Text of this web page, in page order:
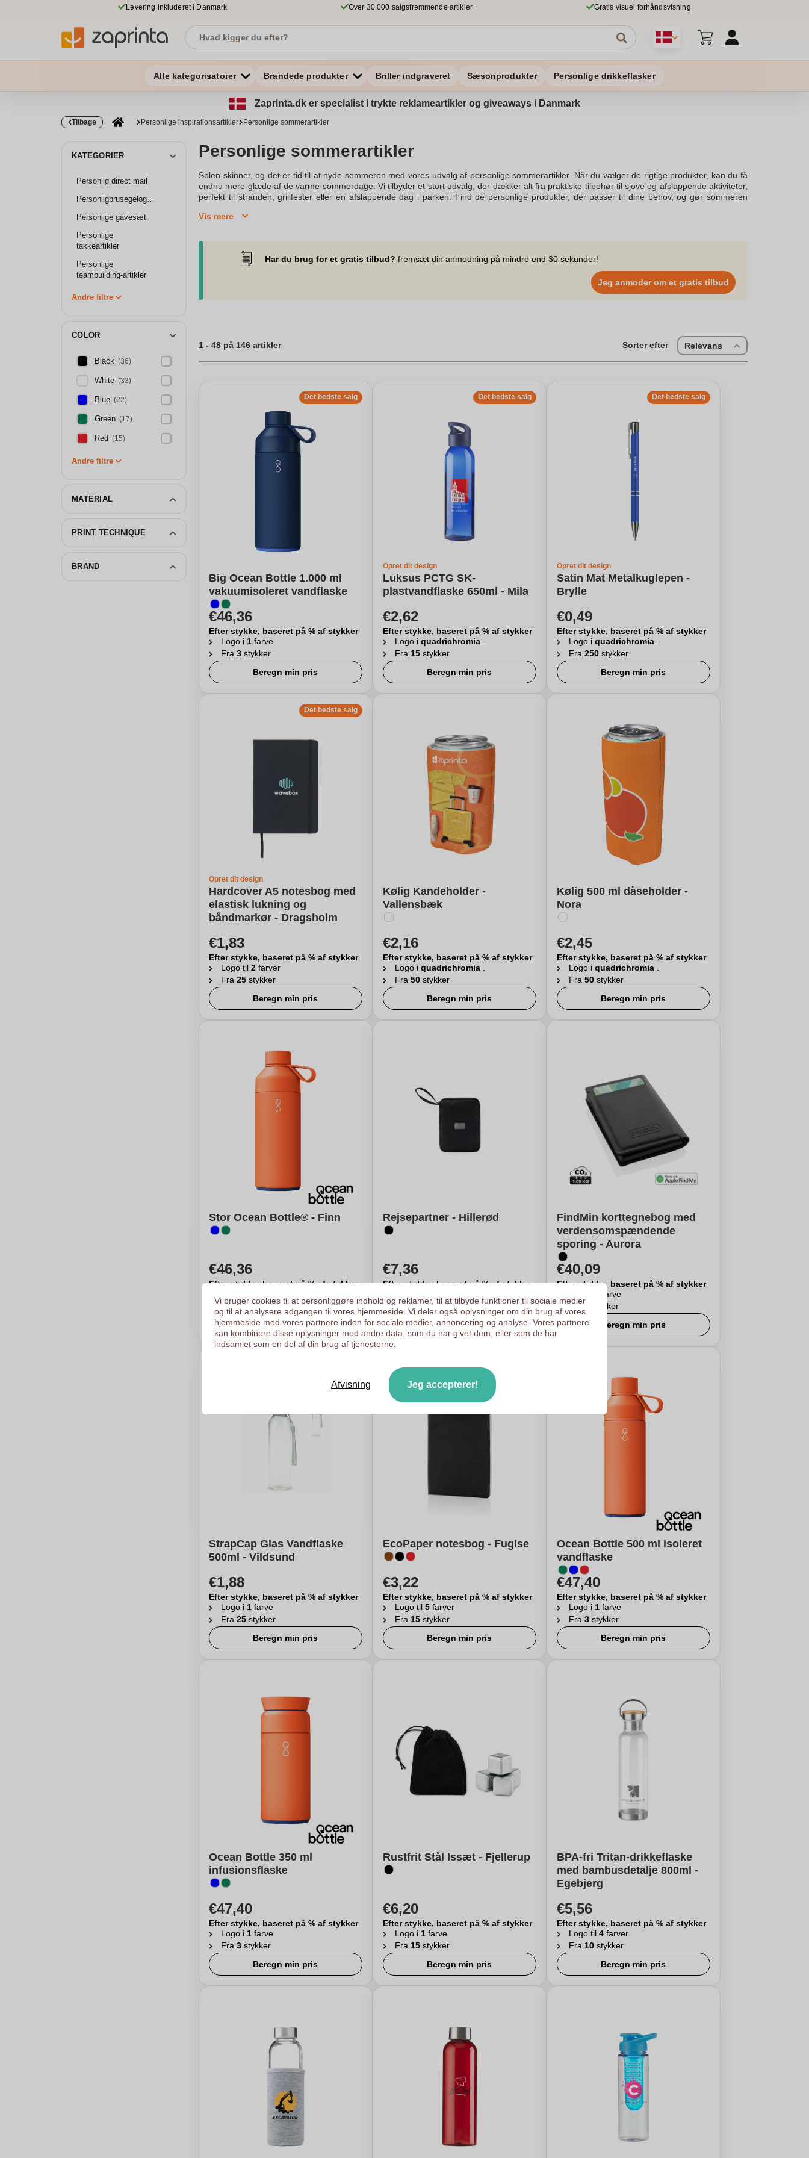
Levering inkluderet i Danmark Over 30.000 salgsfremmende artikler Gratis visuel forhåndsvisning
Alle kategorisatorer Brandede produkter Briller indgraveret Sæsonprodukter Personlige drikkeflasker
Zaprinta.dk er specialist i trykte reklameartikler og giveaways i Danmark
Tilbage Personlige inspirationsartikler Personlige sommerartikler
KATEGORIER
Personlig direct mail
Personligbrusegelogsæbe
Personlige gavesæt
Personlige
takkeartikler
Personlige
teambuilding-artikler
Andre filtre
COLOR
Black (36)
White (33)
Blue (22)
Green (17)
Red (15)
Andre filtre
MATERIAL
PRINT TECHNIQUE
BRAND
Personlige sommerartikler
Solen skinner, og det er tid til at nyde sommeren med vores udvalg af personlige sommerartikler. Når du vælger de rigtige produkter, kan du få
endnu mere glæde af de varme sommerdage. Vi tilbyder et stort udvalg, der dækker alt fra praktiske tilbehør til sjove og afslappende aktiviteter,
perfekt til stranden, grillfester eller en afslappende dag i parken. Find de personlige produkter, der passer til dine behov, og gør sommeren
og skabe uforglemmelige sommerminder. Tag på en roadtrip med de smarte løsninger, der gør det hele lidt lettere. Uanset om du drømmer om
muligheder, som vores personlige sommerartikler tilbyder. Oplev det unikke design, der sikrer, at dine sommerminder bliver endnu mere
specielle. Sommerens populære valg er samlet her, så du kan fokusere på at nyde solen og slappe af. Læs vores artikel for at få inspiration til
din næste sommerferie. Uanset om du leder efter noget til kontoret, udendørs eventyr eller praktisk tilbehør til stranden, har vi det hele. Gør klar
til sommeren med vores udvalg af flotte og personlige produkter, som helt sikkert vil gøre din sommer til noget særligt. Hvilken type er du? Tag
testen og find ud af, hvordan du bedst kan nyde sommeren. Vores venner siger om coolstuff, at de er garant for smarte og fede produkter, der
skaber balance og giver energi til dit liv. Så du kan få det bedste ud af sommeren og nyde alle øjeblikkene."}
Vis mere
Har du brug for et gratis tilbud? fremsæt din anmodning på mindre end 30 sekunder!
Jeg anmoder om et gratis tilbud
1 - 48 på 146 artikler Sorter efter Relevans
Det bedste salg
Big Ocean Bottle 1.000 ml
vakuumisoleret vandflaske
€46,36
Efter stykke, baseret på % af stykker
Logo i 1 farve
Fra 3 stykker
Beregn min pris
Det bedste salg
Opret dit design
Luksus PCTG SK-
plastvandflaske 650ml - Mila
€2,62
Efter stykke, baseret på % af stykker
Logo i quadrichromia .
Fra 15 stykker
Beregn min pris
Det bedste salg
Opret dit design
Satin Mat Metalkuglepen -
Brylle
€0,49
Efter stykke, baseret på % af stykker
Logo i quadrichromia .
Fra 250 stykker
Beregn min pris
Det bedste salg
Opret dit design
Hardcover A5 notesbog med
elastisk lukning og
båndmarkør - Dragsholm
€1,83
Efter stykke, baseret på % af stykker
Logo til 2 farver
Fra 25 stykker
Beregn min pris
Kølig Kandeholder -
Vallensbæk
€2,16
Efter stykke, baseret på % af stykker
Logo i quadrichromia .
Fra 50 stykker
Beregn min pris
Kølig 500 ml dåseholder -
Nora
€2,45
Efter stykke, baseret på % af stykker
Logo i quadrichromia .
Fra 50 stykker
Beregn min pris
Stor Ocean Bottle® - Finn
€46,36
Efter stykke, baseret på % af stykker
Fra3stykker
Beregn min pris
Rejsepartner - Hillerød
€7,36
Efter stykke, baseret på % af stykker
Fra10stykker
Beregn min pris
FindMin korttegnebog med
verdensomspændende
sporing - Aurora
€40,09
Efter stykke, baseret på % af stykker
farve
Fra3
stykker
Beregn min pris
StrapCap Glas Vandflaske
500ml - Vildsund
€1,88
Efter stykke, baseret på % af stykker
Logo i 1 farve
Fra 25 stykker
Beregn min pris
EcoPaper notesbog - Fuglse
€3,22
Efter stykke, baseret på % af stykker
Logo til 5 farver
Fra 15 stykker
Beregn min pris
Ocean Bottle 500 ml isoleret
vandflaske
€47,40
Efter stykke, baseret på % af stykker
Logo i 1 farve
Fra 3 stykker
Beregn min pris
Ocean Bottle 350 ml
infusionsflaske
€47,40
Efter stykke, baseret på % af stykker
Logo i 1 farve
Fra 3 stykker
Beregn min pris
Rustfrit Stål Issæt - Fjellerup
€6,20
Efter stykke, baseret på % af stykker
Logo i 1 farve
Fra 15 stykker
Beregn min pris
BPA-fri Tritan-drikkeflaske
med bambusdetalje 800ml -
Egebjerg
€5,56
Efter stykke, baseret på % af stykker
Logo til 4 farver
Fra 10 stykker
Beregn min pris
Vi bruger cookies til at personliggøre indhold og reklamer, til at tilbyde funktioner til sociale medier
og til at analysere adgangen til vores hjemmeside. Vi deler også oplysninger om din brug af vores
hjemmeside med vores partnere inden for sociale medier, annoncering og analyse. Vores partnere
kan kombinere disse oplysninger med andre data, som du har givet dem, eller som de har
indsamlet som en del af din brug af tjenesterne.
Afvisning Jeg accepterer!